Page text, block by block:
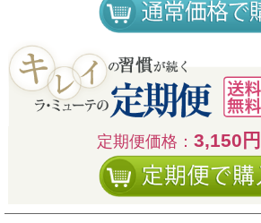
定期便価格：3,150円